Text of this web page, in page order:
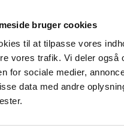
bruger cookies
til at tilpasse vores
vores trafik. Vi deler også
for sociale medier,
data med andre